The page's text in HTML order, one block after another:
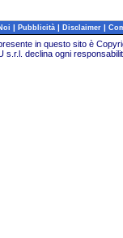
| Pubblicità | Disclaimer |
in questo sito è
s.r.l. declina ogni